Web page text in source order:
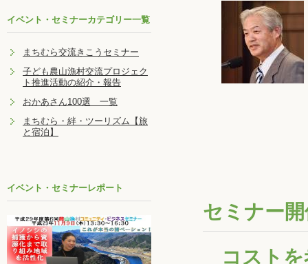
セミナー
コスト
イベント・セミナーカテゴリー一覧
まちむら交流きこうセミナー
子ども農山漁村交流プロジェク
ト推進活動の紹介・報告
おかあさん100選 一覧
まちむら・絆・ツーリズム【旅
と宿泊】
イベント・セミナーレポート